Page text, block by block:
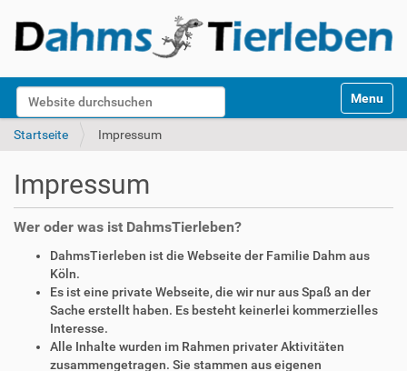
Website durchsuchen
k
Toggle
Startseite Impressum
Impressum
Wer oder was ist DahmsTierleben?
DahmsTierleben ist die Webseite der Familie Dahm aus
Köln.
Es ist eine private Webseite, die wir nur aus Spaß an der
Sache erstellt haben. Es besteht keinerlei kommerzielles
Interesse.
Alle Inhalte wurden im Rahmen privater Aktivitäten
zusammengetragen. Sie stammen aus eigenen